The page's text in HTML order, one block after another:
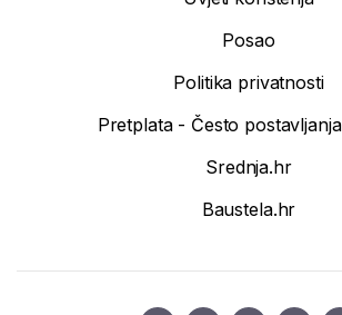
Posao
Politika privatnosti
Pretplata - Često
Srednja.hr
Baustela.hr